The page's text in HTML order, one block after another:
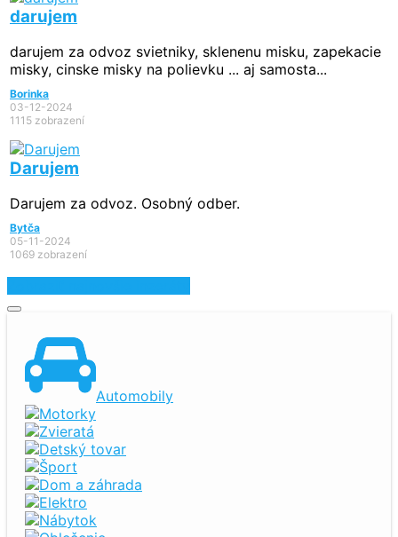
darujem
darujem za odvoz svietniky, sklenenu misku, zapekacie
misky, cinske misky na polievku ... aj samosta...
Borinka
03-12-2024
1115 zobrazení
Darujem
Darujem za odvoz. Osobný odber.
Bytča
05-11-2024
1069 zobrazení
Automobily
Motorky
Zvieratá
Detský tovar
Šport
Dom a záhrada
Elektro
Nábytok